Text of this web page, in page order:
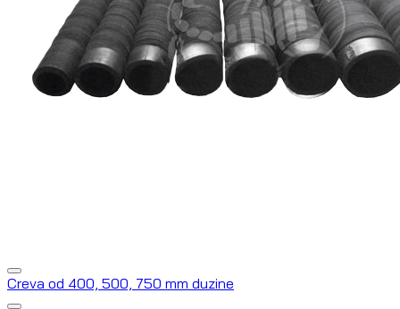
Creva od 400, 500, 750 mm duzine